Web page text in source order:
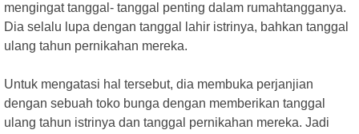
mengingat tanggal- tanggal penting dalam rumahtangganya.
Dia selalu lupa dengan tanggal lahir istrinya, bahkan tanggal
ulang tahun pernikahan mereka.
Untuk mengatasi hal tersebut, dia membuka perjanjian
dengan sebuah toko bunga dengan memberikan tanggal
ulang tahun istrinya dan tanggal pernikahan mereka. Jadi